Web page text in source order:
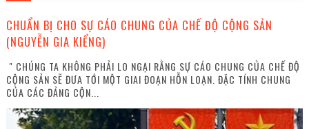
CHUẨN BỊ CHO SỰ CÁO CHUNG CỦA CHẾ ĐỘ CỘNG SẢN
(NGUYỄN GIA KIỂNG)
" CHÚNG TA KHÔNG PHẢI LO NGẠI RẰNG SỰ CÁO CHUNG CỦA CHẾ ĐỘ
CỘNG SẢN SẼ ĐƯA TỚI MỘT GIAI ĐOẠN HỖN LOẠN. ĐẶC TÍNH CHUNG
CỦA CÁC ĐẢNG CỘN...